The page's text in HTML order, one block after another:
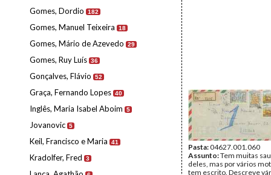
Gomes, Dordio 182
Gomes, Manuel Teixeira 18
Gomes, Mário de Azevedo 29
Gomes, Ruy Luís 36
Gonçalves, Flávio 52
Graça, Fernando Lopes 40
Inglês, Maria Isabel Aboim 5
Jovanovic 5
Keil, Francisco e Maria 41
Kradolfer, Fred 3
Pasta:04627.001.060
Assunto:Tem muitas
deles, mas por vários
tem escrito. Descreve